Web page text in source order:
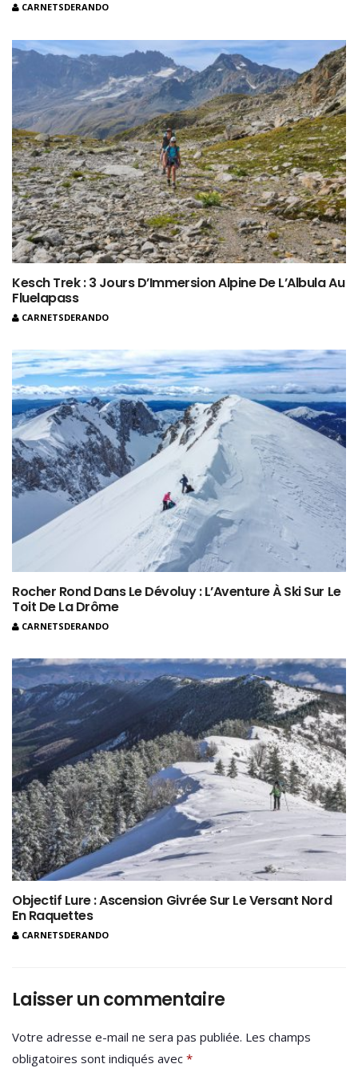
CARNETSDERANDO
Kesch Trek : 3 Jours D’Immersion Alpine De L’Albula Au
Fluelapass
CARNETSDERANDO
Rocher Rond Dans Le Dévoluy : L’Aventure À Ski Sur Le
Toit De La Drôme
CARNETSDERANDO
Objectif Lure : Ascension Givrée Sur Le Versant Nord
En Raquettes
CARNETSDERANDO
Laisser un commentaire
Votre adresse e-mail ne sera pas publiée. Les champs
obligatoires sont indiqués avec *